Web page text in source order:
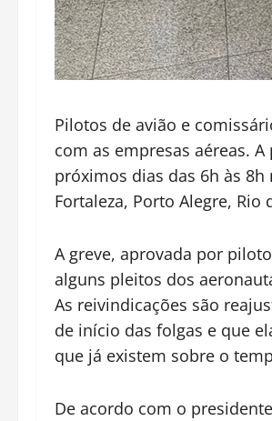
Pilotos de avião e
com as empresas aéreas.
próximos dias das 6h às
Fortaleza, Porto Alegre, Rio
A greve, aprovada por
alguns pleitos dos
As reivindicações são
de início das folgas e que
que já existem sobre o
De acordo com o